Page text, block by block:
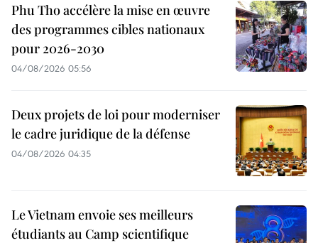
Phu Tho accélère la mise en œuvre
des programmes cibles nationaux
pour 2026-2030
04/08/2026 05:56
Deux projets de loi pour moderniser
le cadre juridique de la défense
04/08/2026 04:35
Le Vietnam envoie ses meilleurs
étudiants au Camp scientifique